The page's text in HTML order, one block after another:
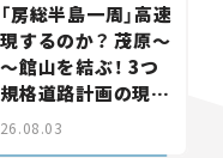
房総半島一周」高速
するのか？ 茂原～
館山を結ぶ！ 3つ
格道路計画の現
館山鴨川道路」で検